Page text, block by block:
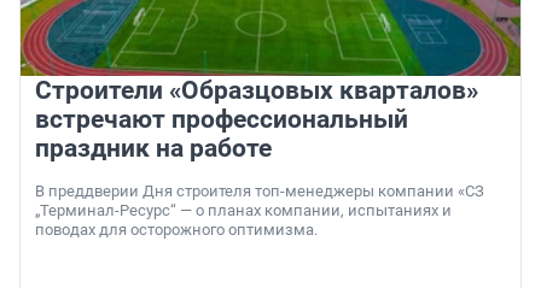
Строители «Образцовых кварталов»
встречают профессиональный
праздник на работе
В преддверии Дня строителя топ-менеджеры компании «СЗ
„Терминал-Ресурс“ — о планах компании, испытаниях и
поводах для осторожного оптимизма.